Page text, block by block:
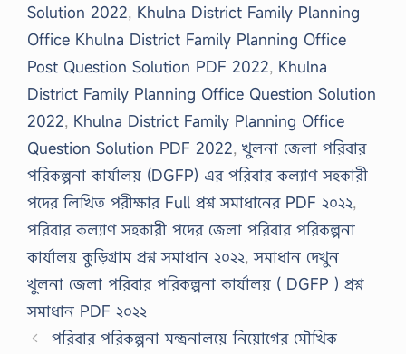
Solution 2022, Khulna District Family Planning
Office Khulna District Family Planning Office
Post Question Solution PDF 2022, Khulna
District Family Planning Office Question Solution
2022, Khulna District Family Planning Office
Question Solution PDF 2022, খুলনা জেলা পরিবার
পরিকল্পনা কার্যালয় (DGFP) এর পরিবার কল্যাণ সহকারী
পদের লিখিত পরীক্ষার Full প্রশ্ন সমাধানের PDF ২০২২,
পরিবার কল্যাণ সহকারী পদের জেলা পরিবার পরিকল্পনা
কার্যালয় কুড়িগ্রাম প্রশ্ন সমাধান ২০২২,সমাধান দেখুন
খুলনা জেলা পরিবার পরিকল্পনা কার্যালয় ( DGFP ) প্রশ্ন
সমাধান PDF ২০২২
পরিবার পরিকল্পনা মন্ত্রনালয়ে নিয়োগের মৌখিক